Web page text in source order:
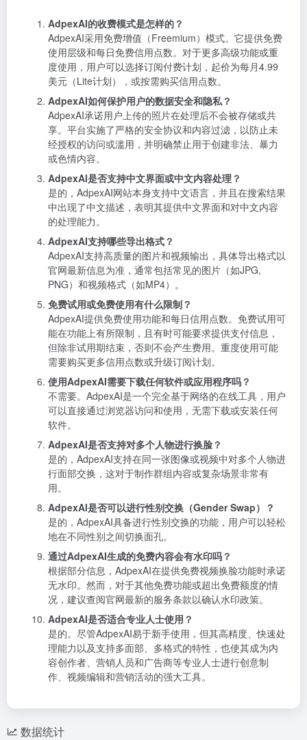
AdpexAI的收费模式是怎样的？
AdpexAI采用免费增值（Freemium）模式。它提供免费
使用层级和每日免费信用点数。对于更多高级功能或重
度使用，用户可以选择订阅付费计划，起价为每月4.99
美元（Lite计划），或按需购买信用点数。
AdpexAI如何保护用户的数据安全和隐私？
AdpexAI承诺用户上传的照片在处理后不会被存储或共
享。平台实施了严格的安全协议和内容过滤，以防止未
经授权的访问或滥用，并明确禁止用于创建非法、暴力
或色情内容。
AdpexAI是否支持中文界面或中文内容处理？
是的，AdpexAI网站本身支持中文语言，并且在搜索结果
中出现了中文描述，表明其提供中文界面和对中文内容
的处理能力。
AdpexAI支持哪些导出格式？
AdpexAI支持高质量的图片和视频输出，具体导出格式以
官网最新信息为准，通常包括常见的图片（如JPG,
PNG）和视频格式（如MP4）。
免费试用或免费使用有什么限制？
AdpexAI提供免费使用功能和每日信用点数。免费试用可
能在功能上有所限制，且有时可能要求提供支付信息，
但除非试用期结束，否则不会产生费用。重度使用可能
需要购买更多信用点数或升级订阅计划。
使用AdpexAI需要下载任何软件或应用程序吗？
不需要。AdpexAI是一个完全基于网络的在线工具，用户
可以直接通过浏览器访问和使用，无需下载或安装任何
软件。
AdpexAI是否支持对多个人物进行换脸？
是的，AdpexAI支持在同一张图像或视频中对多个人物进
行面部交换，这对于制作群组内容或复杂场景非常有
用。
AdpexAI是否可以进行性别交换（Gender Swap）？
是的，AdpexAI具备进行性别交换的功能，用户可以轻松
地在不同性别之间切换面孔。
通过AdpexAI生成的免费内容会有水印吗？
根据部分信息，AdpexAI在提供免费视频换脸功能时承诺
无水印。然而，对于其他免费功能或超出免费额度的情
况，建议查阅官网最新的服务条款以确认水印政策。
AdpexAI是否适合专业人士使用？
是的。尽管AdpexAI易于新手使用，但其高精度、快速处
理能力以及支持多面部、多格式的特性，也使其成为内
容创作者、营销人员和广告商等专业人士进行创意制
作、视频编辑和营销活动的强大工具。
数据统计